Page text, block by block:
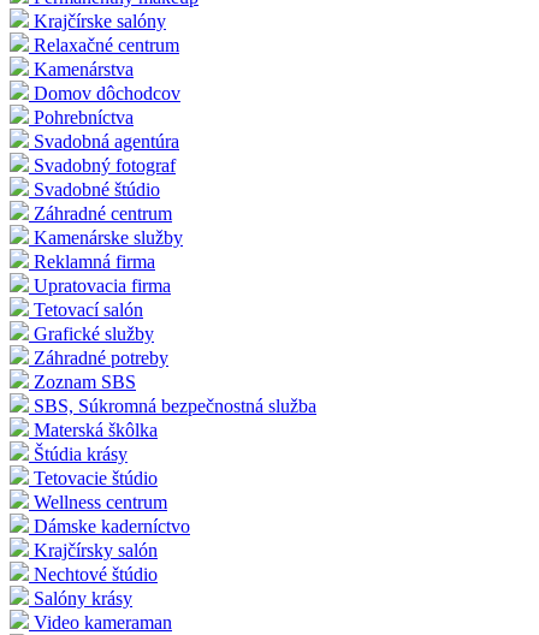
Krajčírske salóny
Relaxačné centrum
Kamenárstva
Domov dôchodcov
Pohrebníctva
Svadobná agentúra
Svadobný fotograf
Svadobné štúdio
Záhradné centrum
Kamenárske služby
Reklamná firma
Upratovacia firma
Tetovací salón
Grafické služby
Záhradné potreby
Zoznam SBS
SBS, Súkromná bezpečnostná služba
Materská škôlka
Štúdia krásy
Tetovacie štúdio
Wellness centrum
Dámske kaderníctvo
Krajčírsky salón
Nechtové štúdio
Salóny krásy
Video kameraman